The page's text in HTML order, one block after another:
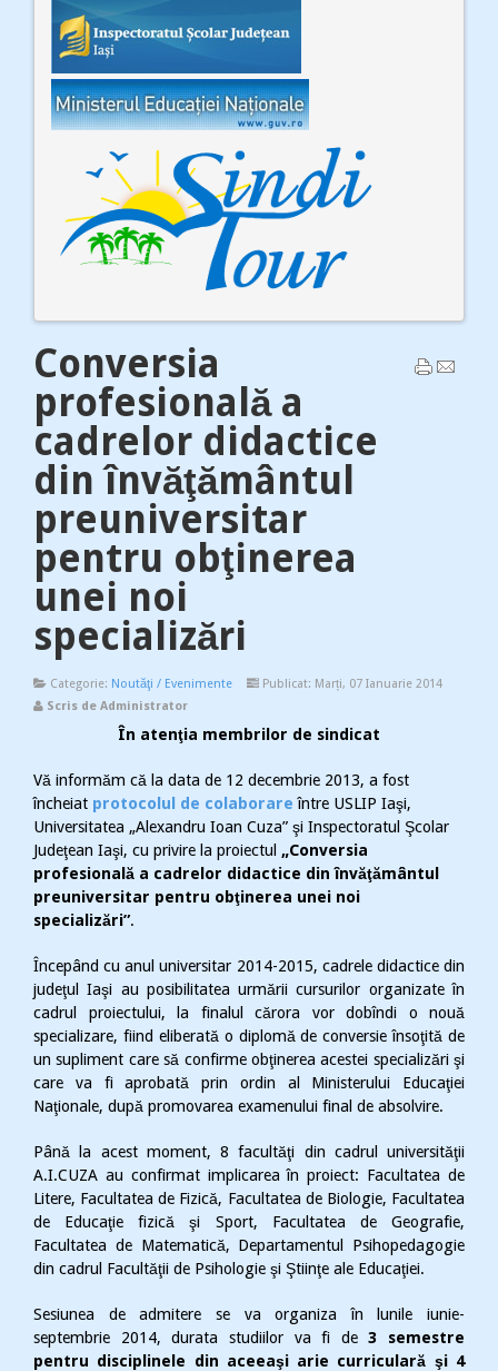
Conversia
profesională a
cadrelor didactice
din învăţământul
preuniversitar
pentru obţinerea
unei noi
specializări
Categorie: Noutăţi / Evenimente
Publicat: Marți, 07 Ianuarie 2014
Scris de Administrator
În atenţia membrilor de sindicat
Vă informăm că la data de 12 decembrie 2013, a fost
încheiat protocolul de colaborare între USLIP Iaşi,
Universitatea „Alexandru Ioan Cuza” şi Inspectoratul Şcolar
Judeţean Iaşi, cu privire la proiectul „Conversia
profesională a cadrelor didactice din învăţământul
preuniversitar pentru obţinerea unei noi
specializări”.
Începând cu anul universitar 2014-2015, cadrele didactice din
judeţul Iaşi au posibilitatea urmării cursurilor organizate în
cadrul proiectului, la finalul cărora vor dobîndi o nouă
specializare, fiind eliberată o diplomă de conversie însoţită de
un supliment care să confirme obţinerea acestei specializări şi
care va fi aprobată prin ordin al Ministerului Educaţiei
Naţionale, după promovarea examenului final de absolvire.
Până la acest moment, 8 facultăţi din cadrul universităţii
A.I.CUZA au confirmat implicarea în proiect: Facultatea de
Litere, Facultatea de Fizică, Facultatea de Biologie, Facultatea
de Educaţie fizică şi Sport, Facultatea de Geografie,
Facultatea de Matematică, Departamentul Psihopedagogie
din cadrul Facultăţii de Psihologie şi Ştiinţe ale Educaţiei.
Sesiunea de admitere se va organiza în lunile iunie-
septembrie 2014, durata studiilor va fi de3 semestre
pentru disciplinele din aceeaşi arie curriculară şi 4